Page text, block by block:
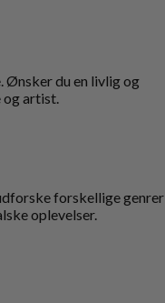
Ønsker du en livlig og
og artist.
forskellige genrer
oplevelser.